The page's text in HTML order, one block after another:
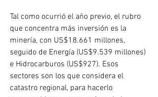
Tal como ocurrió el año previo, el rubro
que concentra más inversión es la
minería, con US$18.661 millones,
seguido de Energía (US$9.539 millones)
e Hidrocarburos (US$927). Esos
sectores son los que considera el
catastro regional, para hacerlo